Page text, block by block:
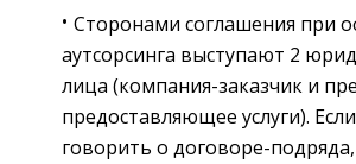
Сторонами соглашения при
аутсорсинга выступают 2
лица (компания-заказчик и
предоставляющее услуги).
говорить о договоре-